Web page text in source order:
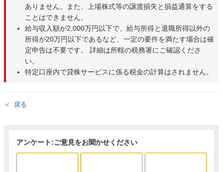
ありません。また、上場株式等の譲渡損失と損益通算をする
ことはできません。
給与収入額が2,000万円以下で、給与所得と退職所得以外の
所得が20万円以下であるなど、一定の要件を満たす場合は確
定申告は不要です。 詳細は所轄の税務署にご確認くださ
い。
特定口座内で貸株サービスに係る税金の計算はされません。
戻る
アンケート:ご意見をお聞かせください